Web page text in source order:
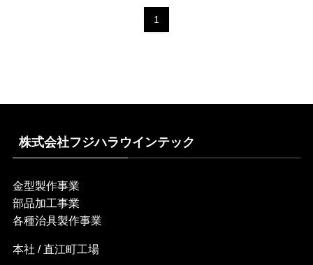
1
株式会社フジハラウインテック
金型製作事業
部品加工事業
各種治具製作事業
本社 / 直江町工場